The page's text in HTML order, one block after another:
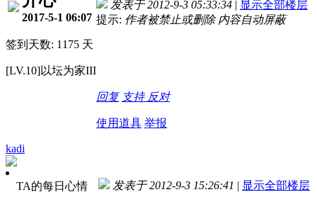
2017-5-1 06:07
签到天数: 1175 天
[LV.10]以坛为家III
发表于 2012-9-3 05:33:34 | 显示全部楼层
提示: 作者被禁止或删除 内容自动屏蔽
回复 支持 反对
使用道具 举报
kadi
TA的每日心情 发表于 2012-9-3 15:26:41 | 显示全部楼层